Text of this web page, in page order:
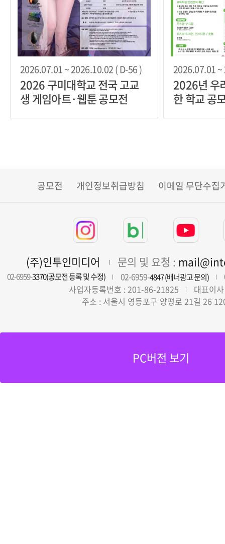
2026.07.01 ~ 2026.10.02 ( D-56 )
2026 구미대학교 전국 고교
생 게임아트·웹툰 공모전
2026.07.01 ~
2026년 우
한 학교 공
공모전 개인정보취급방침 이메일 무단수집
(주)인투인미디어 문의 및 요청 :
02-6959-3370(공모전 등록 및 수정) 02-6959-4847 (배너광고 문의)
사업자등록번호 : 201-86-21825
대표이
주소 : 서울시 영등포구 양평로 21길 26
PC버전 보기